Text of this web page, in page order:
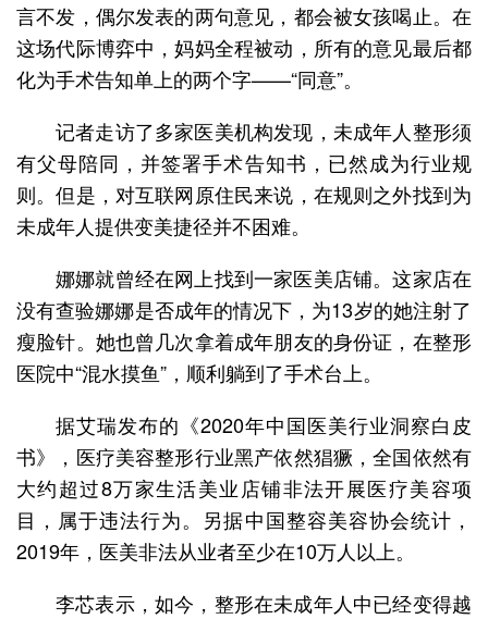
言不发，偶尔发表的两句意见，都会被女孩喝止。在
这场代际博弈中，妈妈全程被动，所有的意见最后都
化为手术告知单上的两个字——“同意”。
记者走访了多家医美机构发现，未成年人整形须
有父母陪同，并签署手术告知书，已然成为行业规
则。但是，对互联网原住民来说，在规则之外找到为
未成年人提供变美捷径并不困难。
娜娜就曾经在网上找到一家医美店铺。这家店在
没有查验娜娜是否成年的情况下，为13岁的她注射了
瘦脸针。她也曾几次拿着成年朋友的身份证，在整形
医院中“混水摸鱼”，顺利躺到了手术台上。
据艾瑞发布的《2020年中国医美行业洞察白皮
书》，医疗美容整形行业黑产依然猖獗，全国依然有
大约超过8万家生活美业店铺非法开展医疗美容项
目，属于违法行为。另据中国整容美容协会统计，
2019年，医美非法从业者至少在10万人以上。
李芯表示，如今，整形在未成年人中已经变得越